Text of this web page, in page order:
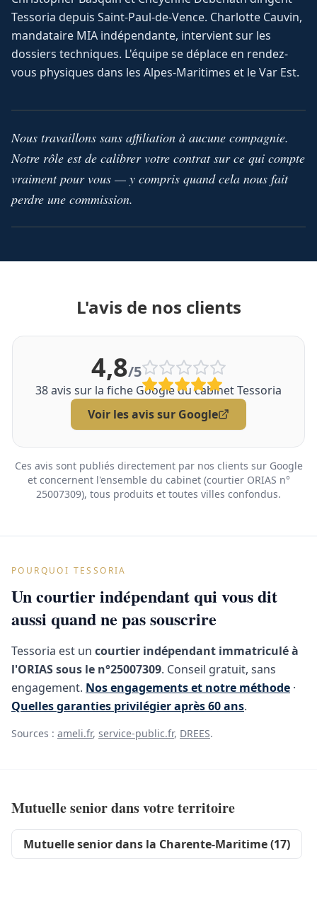
Tessoria depuis Saint-Paul-de-Vence. Charlotte Cauvin,
mandataire MIA indépendante, intervient sur les
dossiers techniques. L'équipe se déplace en rendez-
vous physiques dans les Alpes-Maritimes et le Var Est.
Nous travaillons sans affiliation à aucune compagnie.
Notre rôle est de calibrer votre contrat sur ce qui compte
vraiment pour vous — y compris quand cela nous fait
perdre une commission.
L'avis de nos clients
4,8/5
38avis sur la fiche Google du cabinet Tessoria
Voir les avis sur Google
Ces avis sont publiés directement par nos clients sur Google
et concernent l'ensemble du cabinet (courtier ORIAS n°
25007309), tous produits et toutes villes confondus.
POURQUOI TESSORIA
Un courtier indépendant qui vous dit
aussi quand ne pas souscrire
Tessoria est un courtier indépendant immatriculé à
l'ORIAS sous le n°25007309. Conseil gratuit, sans
engagement. Nos engagements et notre méthode ·
Quelles garanties privilégier après 60 ans.
Sources : ameli.fr, service-public.fr, DREES.
Mutuelle senior dans votre territoire
Mutuelle senior dans la Charente-Maritime (17)